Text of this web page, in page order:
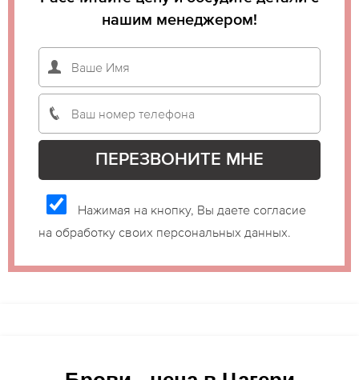
нашим менеджером!
Нажимая на кнопку, Вы даете согласие
на обработку своих персональных данных.